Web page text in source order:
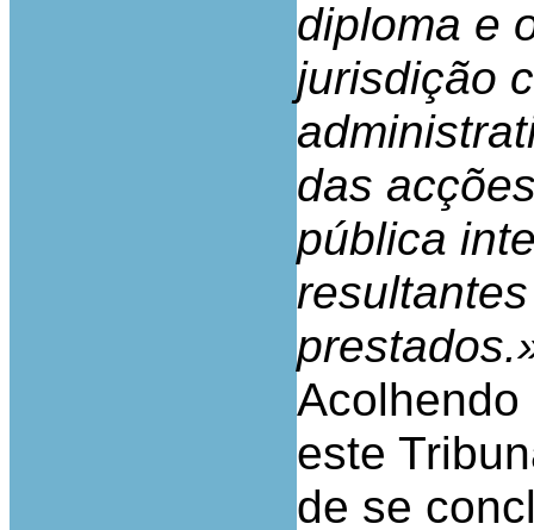
diploma e
jurisdição
das
pública
este
de se